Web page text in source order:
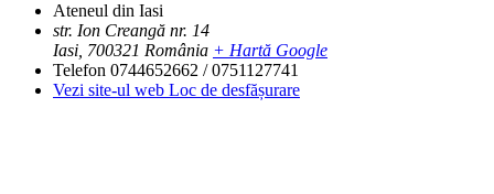
Ateneul din Iasi
str. Ion Creangă nr. 14
Iasi, 700321 România + Hartă Google
Telefon 0744652662 / 0751127741
Vezi site-ul web Loc de desfășurare